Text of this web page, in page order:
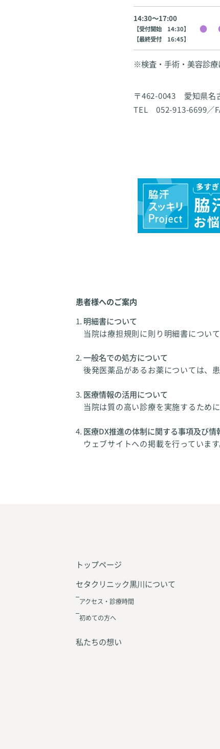
14:30〜17:00
【受付開始 14:30】
【最終受付 16:45】
※検査・手術・美容診療
〒462-0043 愛知県名
TEL 052-913-6699／
患者様へのご案内
明細書について
当院は療担規則に則り明細書につい
一般名での処方について
後発医薬品があるお薬については、
医療情報の活用について
当院は質の高い診療を実施するため
医療DX推進の体制に関する事項及び
ウェブサイトへの掲載を行っています
トップページ
セタクリニック黒川について
アクセス・診療時間
初めての方へ
私たちの想い